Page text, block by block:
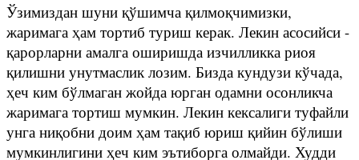
Ўзимиздан шуни қўшимча қилмоқчимизки,
жаримага ҳам тортиб туриш керак. Лекин асосийси -
қарорларни амалга оширишда изчилликка риоя
қилишни унутмаслик лозим. Бизда кундузи кўчада,
ҳеч ким бўлмаган жойда юрган одамни осонликча
жаримага тортиш мумкин. Лекин кексалиги туфайли
унга ниқобни доим ҳам тақиб юриш қийин бўлиши
мумкинлигини ҳеч ким эътиборга олмайди. Худди